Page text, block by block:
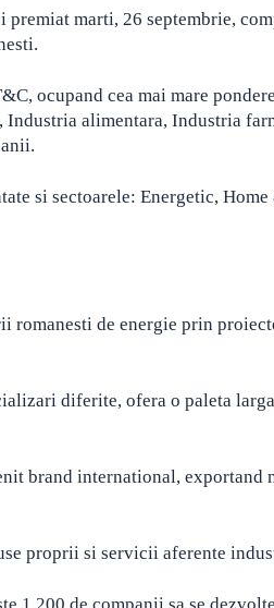
marti, 26 septembrie,
ocupand cea mai mare
alimentara, Industria
si sectoarele: Energetic,
de energie prin
diferite, ofera o paleta
brand international, exportand
proprii si servicii aferente
1.200 de companii sa se